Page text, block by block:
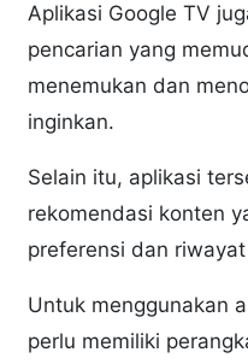
Aplikasi Google TV
pencarian yang
menemukan dan
inginkan.
Selain itu, aplikasi
rekomendasi konten
preferensi dan
Untuk menggunakan
perlu memiliki